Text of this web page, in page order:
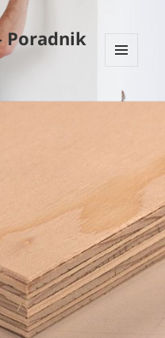
Poradnik
WIDGETY